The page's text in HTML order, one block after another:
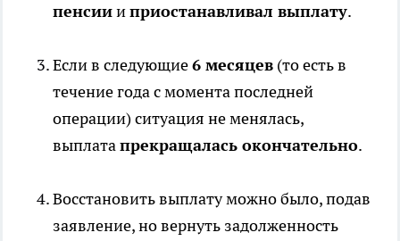
пенсиииприостанавливал выплату.
Если в следующие6 месяцев (то есть в
течение года с момента последней
операции) ситуация не менялась,
выплатапрекращалась окончательно.
Восстановить выплату можно было, подав
заявление, но вернуть задолженность